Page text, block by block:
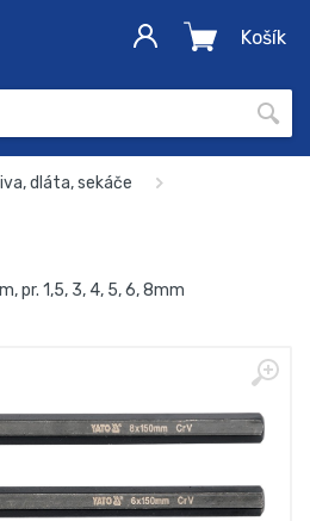
Košík
dláta, sekáče
pr. 1,5, 3, 4, 5, 6, 8mm